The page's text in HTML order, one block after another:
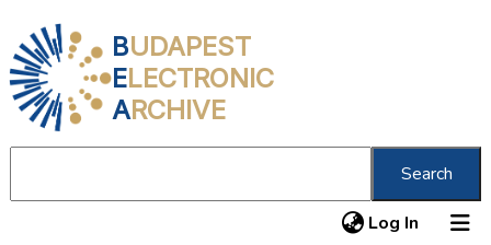
BUDAPEST
ELECTRONIC
ARCHIVE
Search
Log In (current)